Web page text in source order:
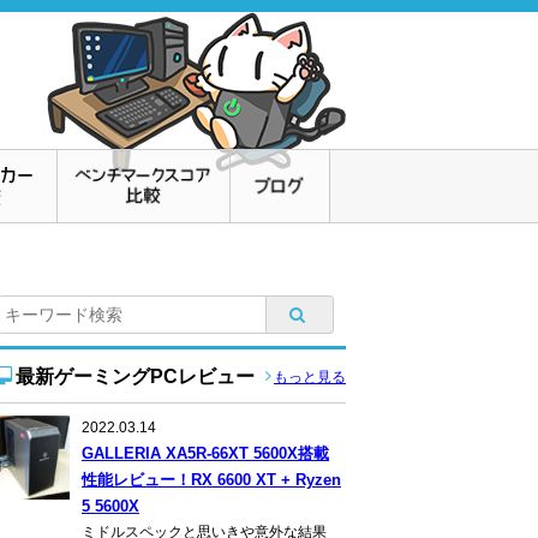
最新ゲーミングPCレビュー もっと見る
2022.03.14
GALLERIA XA5R-66XT 5600X搭載
性能レビュー！RX 6600 XT + Ryzen
5 5600X
ミドルスペックと思いきや意外な結果